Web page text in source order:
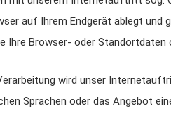
auf Ihrem Endgerät ablegt und
Ihre Browser- oder Standortdaten
wird unser
Sprachen oder das Angebot